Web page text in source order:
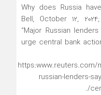
Why does Russia
Bell, October 12,
“Major Russian
urge central bank
russian-lenders-